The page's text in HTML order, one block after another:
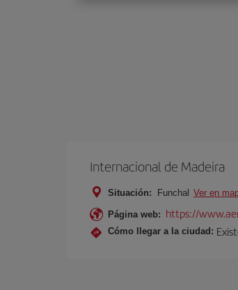
opción
Internacional de Madeira
Situación: Funchal Ver en
Página web: https://
Cómo llegar a la ciudad: